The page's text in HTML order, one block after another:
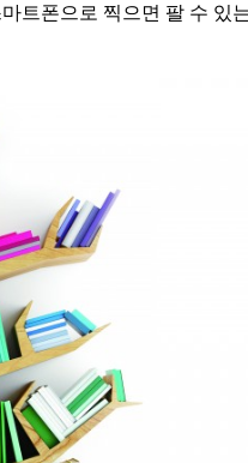
트폰으로 찍으면 팔 수